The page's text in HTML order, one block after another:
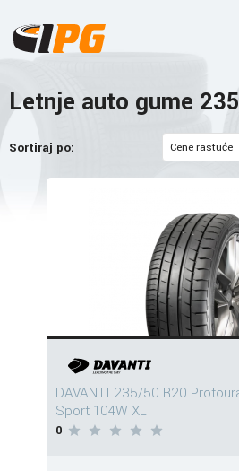
Letnje auto gume
Sortiraj po:
DAVANTI 235/50 R20
Sport 104W XL
0